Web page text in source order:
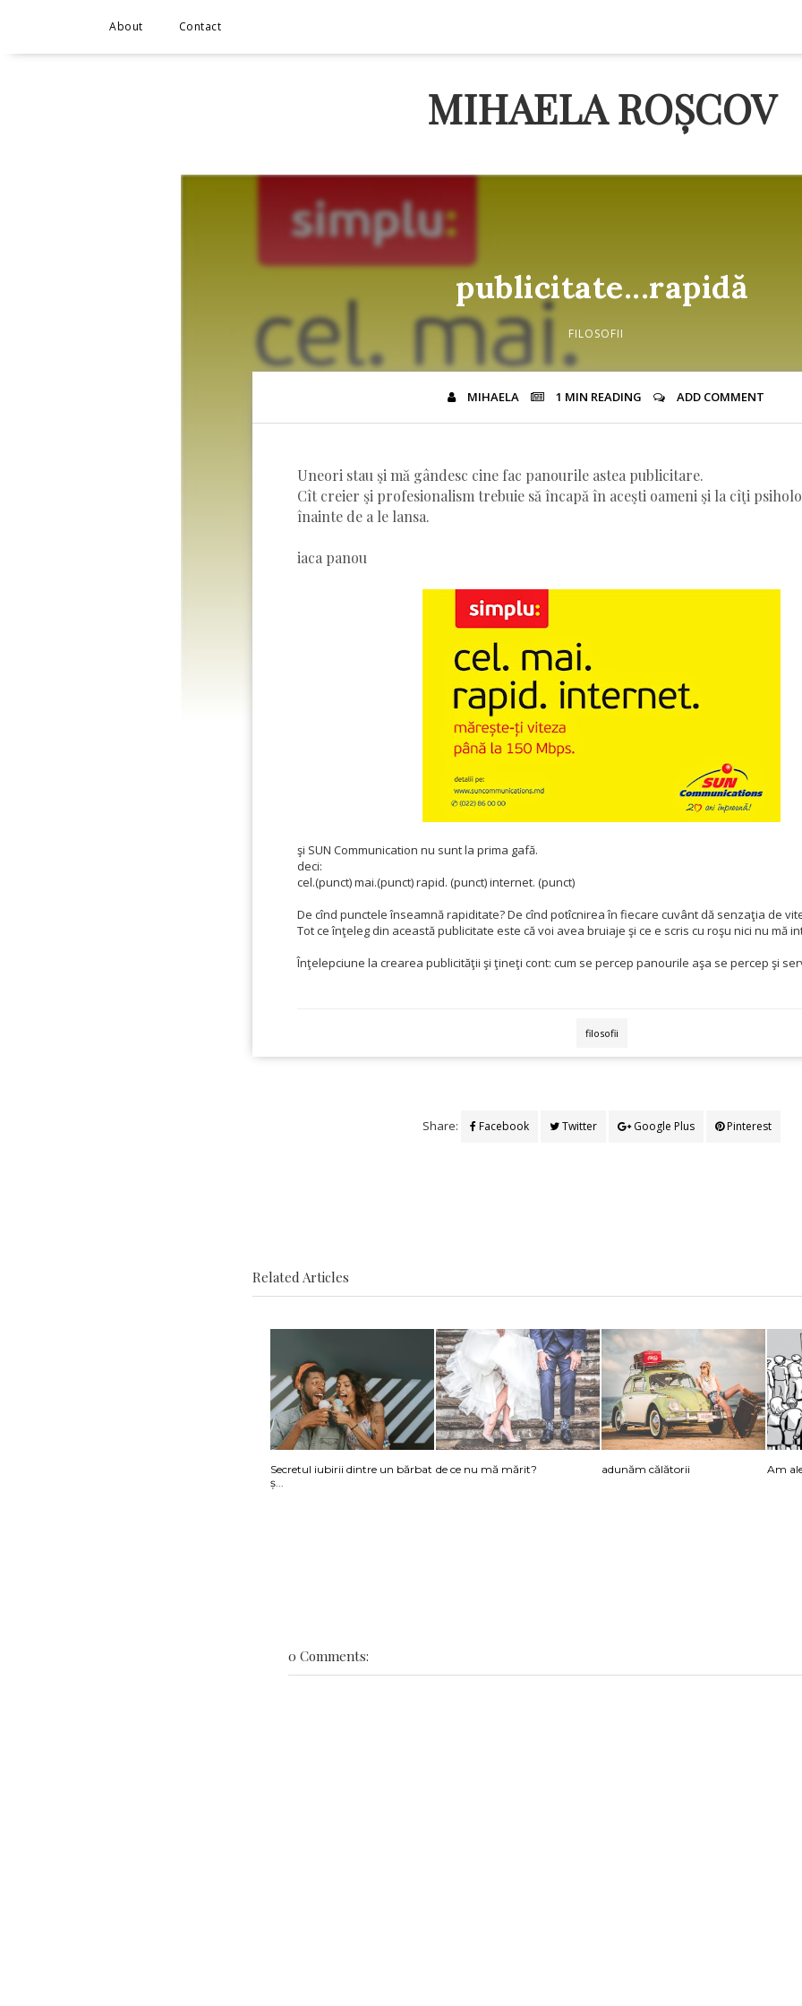
About Contact
MIHAELA ROȘCOV
publicitate...rapidă
FILOSOFII
MIHAELA 1 MIN READING ADD COMMENT
Uneori stau şi mă gândesc cine fac panourile astea publicitare.
Cît creier şi profesionalism trebuie să încapă în aceşti oameni şi la cîţi
înainte de a le lansa.
iaca panou
şi SUN Communication nu sunt la prima gafă.
deci:
cel.(punct) mai.(punct) rapid. (punct) internet. (punct)
De cînd punctele înseamnă rapiditate? De cînd potîcnirea în fiecare cuvânt dă senzaţia de
Tot ce înţeleg din această publicitate este că voi avea bruiaje şi ce e scris cu roşu nici nu mă
Înţelepciune la crearea publicităţii şi ţineţi cont: cum se percep panourile aşa se percep şi
filosofii
Share: Facebook Twitter Google Plus Pinterest
Related Articles
Secretul iubirii dintre un bărbat
ș...
de ce nu mă mărit? adunăm călătorii Am
0 Comments: